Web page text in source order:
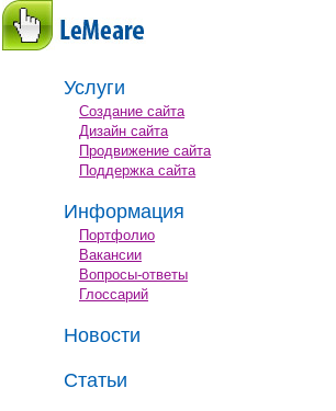
Услуги
Создание сайта
Дизайн сайта
Продвижение сайта
Поддержка сайта
Информация
Портфолио
Вакансии
Вопросы-ответы
Глоссарий
Новости
Статьи